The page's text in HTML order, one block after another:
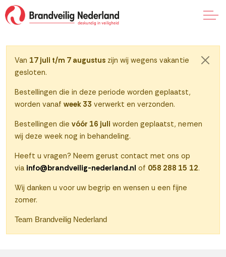
Naar klantenportaal
0
Van 17 juli t/m 7 augustus zijn wij wegens vakantie
gesloten.
Bestellingen die in deze periode worden geplaatst,
worden vanafweek 33 verwerkt en verzonden.
Bestellingen dievóór 16 juli worden geplaatst, nemen
wij deze week nog in behandeling.
Heeft u vragen? Neem gerust contact met ons op
via info@brandveilig-nederland.nl of 058 288 15 12.
Wij danken u voor uw begrip en wensen u een fijne
zomer.
Team Brandveilig Nederland